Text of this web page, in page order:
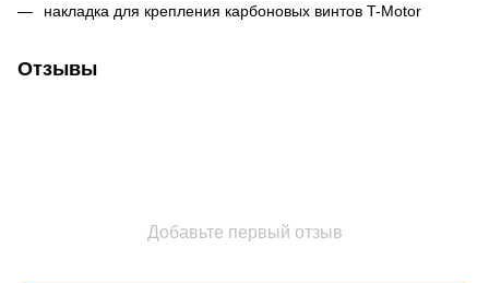
накладка для крепления карбоновых винтов T-Motor
Отзывы
Добавьте первый отзыв